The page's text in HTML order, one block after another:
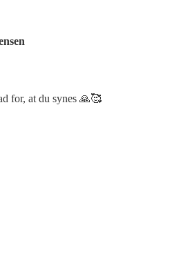
for, at du synes 🙏🥰